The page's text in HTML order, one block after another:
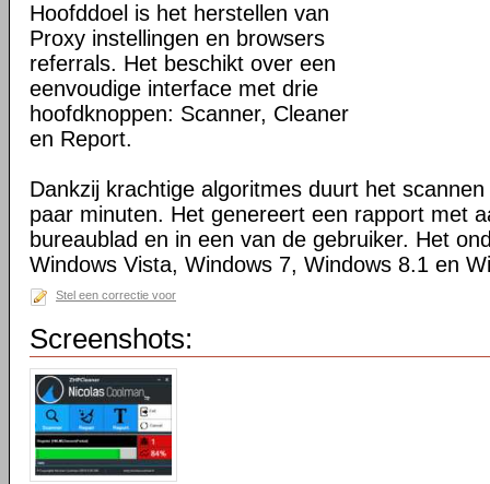
Hoofddoel is het herstellen van
Proxy instellingen en browsers
referrals. Het beschikt over een
eenvoudige interface met drie
hoofdknoppen: Scanner, Cleaner
en Report.
Dankzij krachtige algoritmes duurt het
paar minuten. Het genereert een rapport met
bureaublad en in een van de gebruiker. Het
Windows Vista, Windows 7, Windows 8.1 en
Stel een correctie voor
Screenshots: